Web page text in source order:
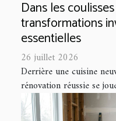
Dans les
transformations
essentielles
26 juillet 2026
Derrière une cuisine
rénovation réussie se